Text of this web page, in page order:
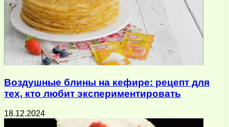
Воздушные блины на кефире: рецепт для
тех, кто любит экспериментировать
18.12.2024